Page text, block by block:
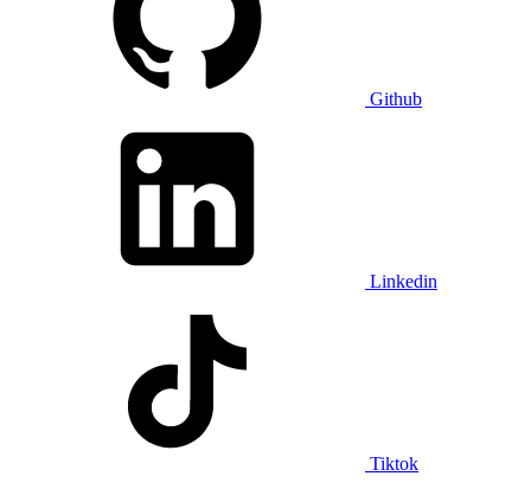
Github
Linkedin
Tiktok